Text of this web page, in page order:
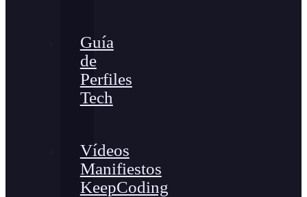
Guía
de
Perfiles
Tech
Vídeos
Manifiestos
KeepCoding